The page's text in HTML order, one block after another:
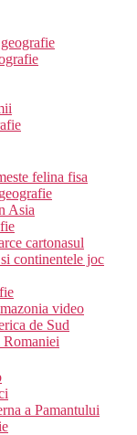
felina fisa
Asia
cartonasul
continentele joc
video
de Sud
Romaniei
a Pamantului